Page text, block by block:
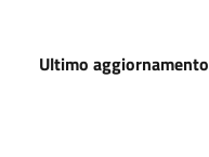
Ultimo aggiornamento